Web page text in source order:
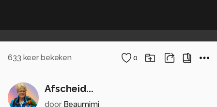
633 keer bekeken 0
Afscheid...
door Beaumimi